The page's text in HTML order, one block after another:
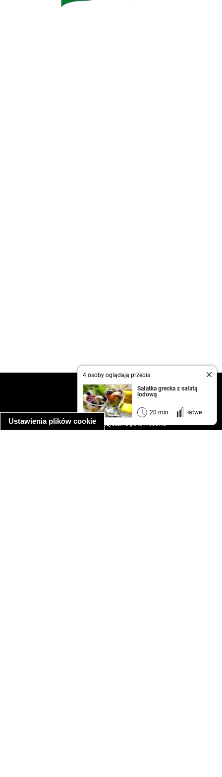
Ustawienia plików cookie
4 osoby oglądają przepis:
Sałatka grecka z sałatą
lodową
20 min. łatwe
kontakt
regulamin
informacja o prywatności
informacja o wykorzystaniu plików cookie